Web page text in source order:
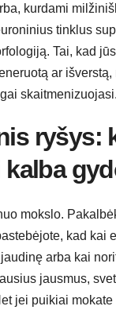
kurdami
tinklus
Tai, kad
ar
skaitmenizuojasi.
ryšys:
mokslo.
kad kai
arba kai
jausmus,
jei puikiai